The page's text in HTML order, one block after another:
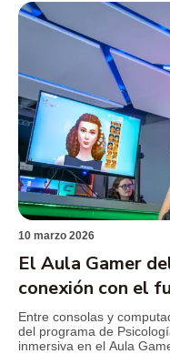
10 marzo 2026
El Aula Gamer
conexión con el
Entre consolas y
del programa de
inmersiva en el Aula